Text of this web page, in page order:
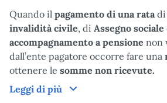
Quando il pagamento di una rata di
invalidità civile, di Assegno sociale
accompagnamento a pensione non
dall’ente pagatore occorre fare una
ottenere le somme non ricevute.
Leggi di più